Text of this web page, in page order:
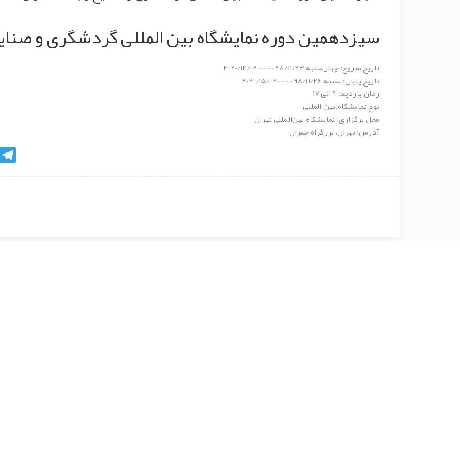
سیزدهمین دوره نمایشگاه بین المللی گردشگری و
تاریخ شروع: چهارشنبه 98/11/23---- 2020/12/02
تاریخ پایان: شنبه 98/11/26----2020/15/02
زمان بازدید: 9 الی 17
نوع نمایشگاه:بین المللی
محل برگزاری: نمایشگاه بین‌المللی تهران
آدرس: تهران، بزرگراه چمران